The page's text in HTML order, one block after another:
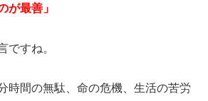
が最善」
ですね。
時間の無駄、命の危機、生活の苦労